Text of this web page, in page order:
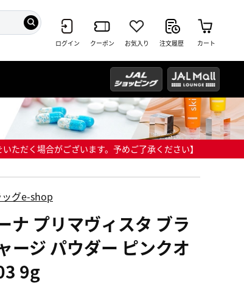
ログイン クーポン お気入り 注文履歴 カート
だく場合がございます。予めご了承ください】
グe-shop
ナ プリマヴィスタ ブラ
ージ パウダー ピンクオ
9g